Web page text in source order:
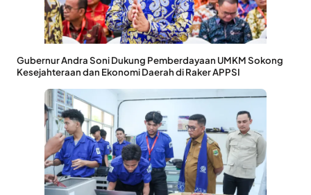
Gubernur Andra Soni Dukung Pemberdayaan UMKM Sokong
Kesejahteraan dan Ekonomi Daerah di Raker APPSI